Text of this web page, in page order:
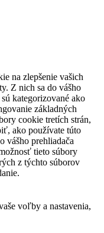
na zlepšenie vašich
Z nich sa do vášho
kategorizované ako
základných
cookie tretích strán,
ako používate túto
vášho prehliadača
tieto súbory
z týchto súborov
voľby a nastavenia,